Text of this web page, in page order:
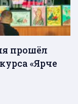
прошёл
«Ярче